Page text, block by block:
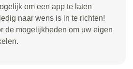
om een app te laten
naar wens is in te richten!
de mogelijkheden om uw eigen